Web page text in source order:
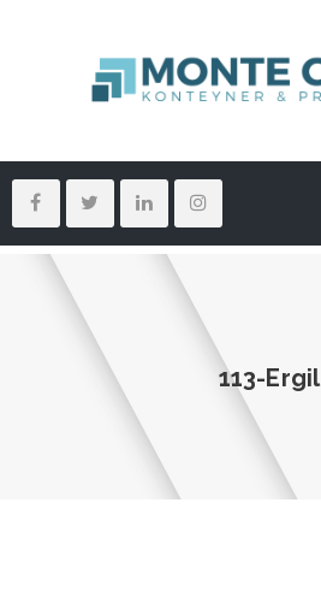
113-Ergil